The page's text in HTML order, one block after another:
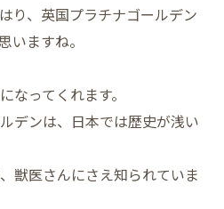
り、英国プラチナゴールデン
いますね。
なってくれます。
デンは、日本では歴史が浅い
獣医さんにさえ知られていま